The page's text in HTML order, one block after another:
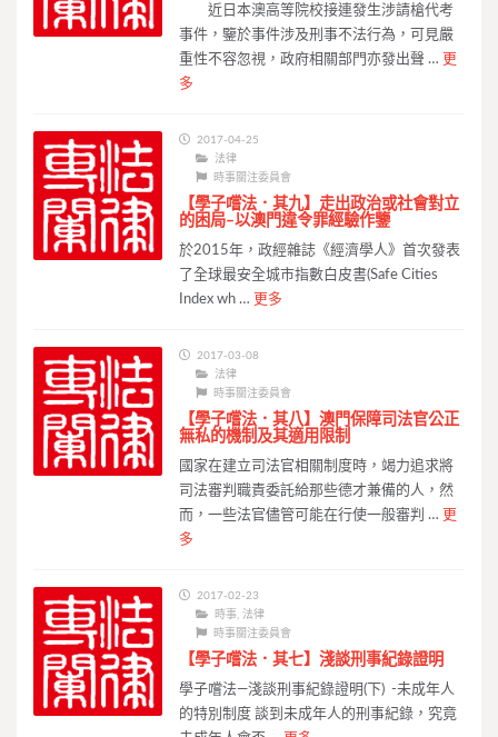
近日本澳高等院校接連發生涉請槍代考
事件，鑒於事件涉及刑事不法行為，可見嚴
重性不容忽視，政府相關部門亦發出聲 … 更
多
2017-04-25
法律
時事關注委員會
【學子嚐法．其九】走出政治或社會對立
的困局–以澳門違令罪經驗作鑒
於2015年，政經雜誌《經濟學人》首次發表
了全球最安全城市指數白皮書(Safe Cities
Index wh … 更多
2017-03-08
法律
時事關注委員會
【學子嚐法．其八】澳門保障司法官公正
無私的機制及其適用限制
國家在建立司法官相關制度時，竭力追求將
司法審判職責委託給那些德才兼備的人，然
而，一些法官儘管可能在行使一般審判 … 更
多
2017-02-23
時事, 法律
時事關注委員會
【學子嚐法．其七】淺談刑事紀錄證明
學子嚐法—淺談刑事紀錄證明(下) -未成年人
的特別制度 談到未成年人的刑事紀錄，究竟